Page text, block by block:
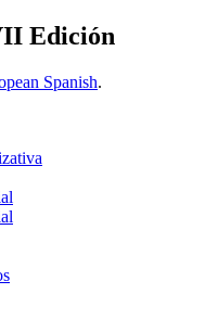
Edición
Spanish.